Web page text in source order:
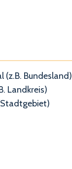
(z.B. Bundesland)
Landkreis)